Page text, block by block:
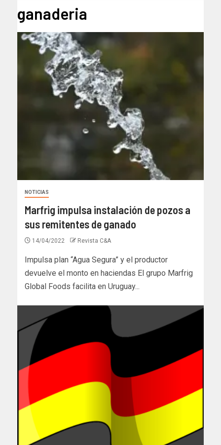
ganaderia
NOTICIAS
Marfrig impulsa instalación de pozos a
sus remitentes de ganado
14/04/2022 Revista C&A
Impulsa plan “Agua Segura” y el productor
devuelve el monto en haciendas El grupo Marfrig
Global Foods facilita en Uruguay...